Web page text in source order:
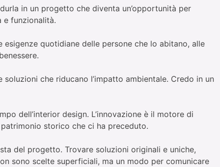
in un progetto che diventa un’opportunità per
e funzionalità.
quotidiane delle persone che lo abitano, alle
che riducano l’impatto ambientale. Credo in un
dell’interior design. L’innovazione è il motore di
storico che ci ha preceduto.
del progetto. Trovare soluzioni originali e uniche,
sono scelte superficiali, ma un modo per comunicare